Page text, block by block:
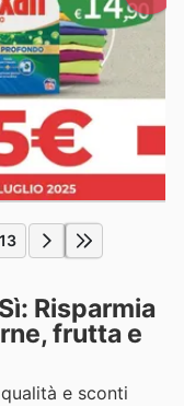
13
Risparmia
frutta e
e sconti